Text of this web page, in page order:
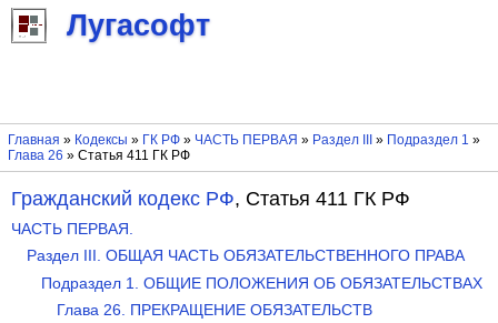
Лугасофт
Главная » Кодексы » ГК РФ» ЧАСТЬ ПЕРВАЯ » Раздел III » Подраздел 1 »
Глава 26 » Статья 411 ГК РФ
Гражданский кодекс РФ, Статья 411 ГК РФ
ЧАСТЬ ПЕРВАЯ.
Раздел III. ОБЩАЯ ЧАСТЬ ОБЯЗАТЕЛЬСТВЕННОГО ПРАВА
Подраздел 1. ОБЩИЕ ПОЛОЖЕНИЯ ОБ ОБЯЗАТЕЛЬСТВАХ
Глава 26. ПРЕКРАЩЕНИЕ ОБЯЗАТЕЛЬСТВ